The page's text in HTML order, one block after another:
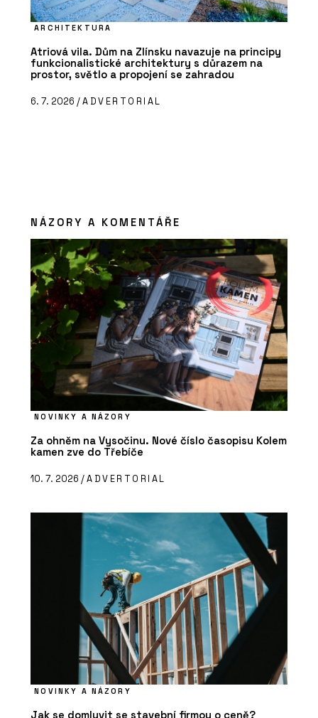
ARCHITEKTURA
Atriová vila. Dům na Zlínsku navazuje na principy
funkcionalistické architektury s důrazem na
prostor, světlo a propojení se zahradou
6. 7. 2026 /ADVERTORIAL
NÁZORY A KOMENTÁŘE
NOVINKY A NÁZORY
Za ohněm na Vysočinu. Nové číslo časopisu Kolem
kamen zve do Třebíče
10. 7. 2026 /ADVERTORIAL
NOVINKY A NÁZORY
Jak se domluvit se stavební firmou o ceně?